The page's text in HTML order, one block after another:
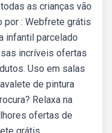
as crianças vão
por : Webfrete grátis
infantil parcelado
incríveis ofertas
Uso em salas
de pintura
Relaxa na
ofertas de